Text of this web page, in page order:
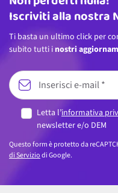
Iscriviti alla nostra
Ti basta un ultimo click per
subito tutti i nostri
Letta l’informativa
newsletter e/o DEM
Questo form è protetto da
di Serviziodi Google.